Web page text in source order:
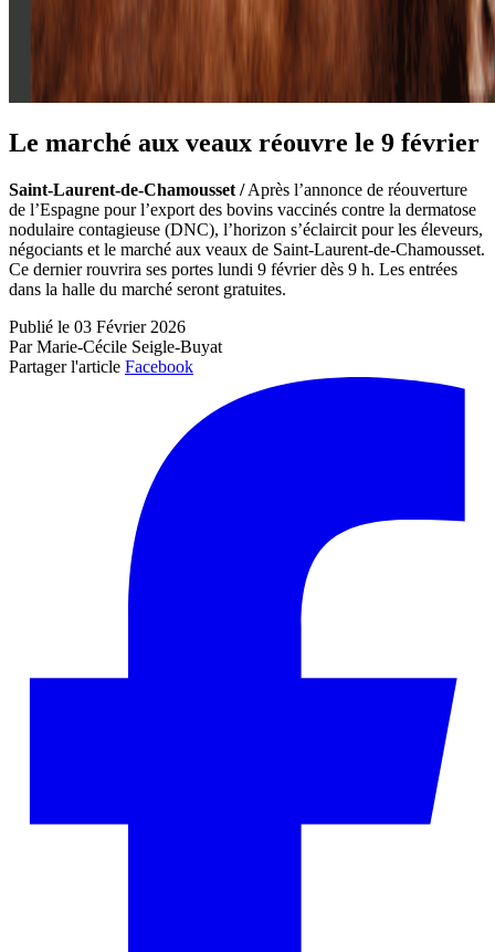
Le marché aux veaux réouvre le 9 février
Saint-Laurent-de-Chamousset /Après l’annonce de réouverture
de l’Espagne pour l’export des bovins vaccinés contre la dermatose
nodulaire contagieuse (DNC), l’horizon s’éclaircit pour les éleveurs,
négociants et le marché aux veaux de Saint-Laurent-de-Chamousset.
Ce dernier rouvrira ses portes lundi 9 février dès 9 h. Les entrées
dans la halle du marché seront gratuites.
Publié le 03 Février 2026
Par Marie-Cécile Seigle-Buyat
Partager l'article Facebook